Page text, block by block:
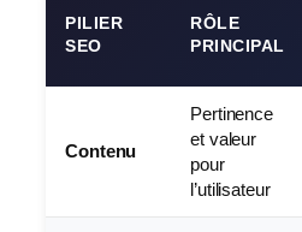
PILIER
SEO
RÔLE
PRINCIPAL
Contenu
Pertinence
et valeur
pour
l’utilisateur